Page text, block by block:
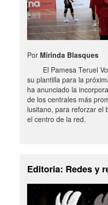
Por Mirinda
El Pamesa Teruel
su plantilla para la
ha anunciado la
de los centrales más
lusitano, para reforzar el
el centro de la red.
Editoria: Redes y